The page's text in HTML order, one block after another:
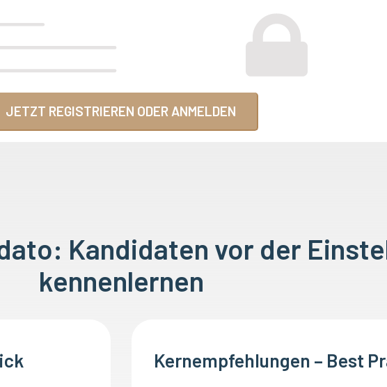
JETZT REGISTRIEREN ODER ANMELDEN
Kandidaten vor der
kennenlernen
Kernempfehlungen – Best